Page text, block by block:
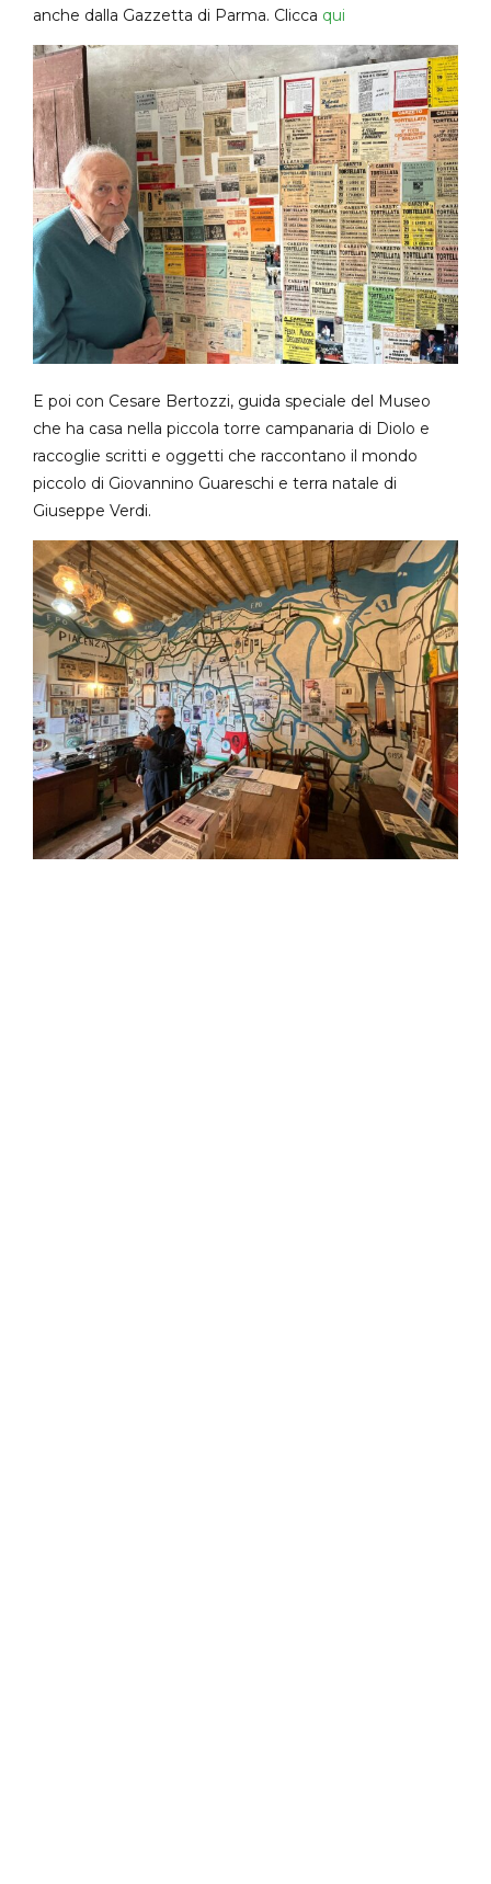
anche dalla Gazzetta di Parma. Clicca qui
E poi con Cesare Bertozzi, guida speciale del Museo
che ha casa nella piccola torre campanaria di Diolo e
raccoglie scritti e oggetti che raccontano il mondo
piccolo di Giovannino Guareschi e terra natale di
Giuseppe Verdi.